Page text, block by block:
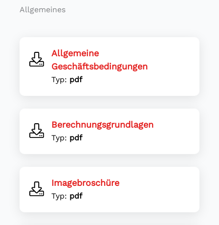
Allgemeines
Allgemeine
Geschäftsbedingungen
Typ: pdf
Berechnungsgrundlagen
Typ: pdf
Imagebroschüre
Typ: pdf